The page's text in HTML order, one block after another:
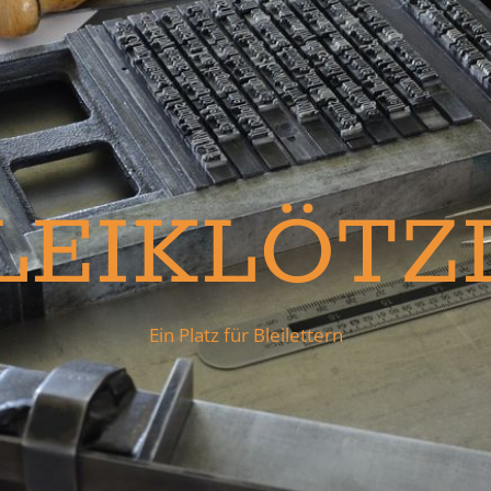
Ein Platz für Bleilettern